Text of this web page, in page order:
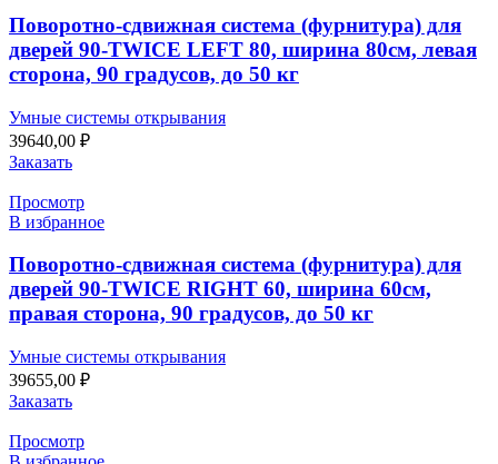
Поворотно-сдвижная система (фурнитура) для
дверей 90-TWICE LEFT 80, ширина 80см, левая
сторона, 90 градусов, до 50 кг
Умные системы открывания
39640,00 ₽
Заказать
Просмотр
В избранное
Поворотно-сдвижная система (фурнитура) для
дверей 90-TWICE RIGHT 60, ширина 60см,
правая сторона, 90 градусов, до 50 кг
Умные системы открывания
39655,00 ₽
Заказать
Просмотр